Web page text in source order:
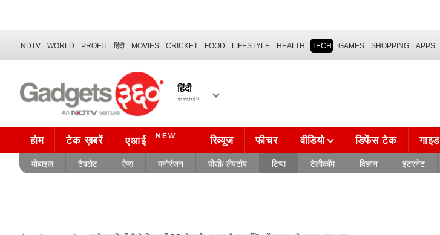
NDTV WORLD PROFIT हिंदी MOVIES CRICKET FOOD LIFESTYLE HEALTH TECH GAMES SHOPPING APPS
हिंदी
संस्करण
होम टेक ख़बरें एआई NEW रिव्यूज फीचर वीडियो डिफेंस टेक गाइड
मोबाइल टैबलेट ऐप्स मनोरंजन पीसी/ लैपटॉप टिप्स टेलीकॉम विज्ञान इंटरनेट